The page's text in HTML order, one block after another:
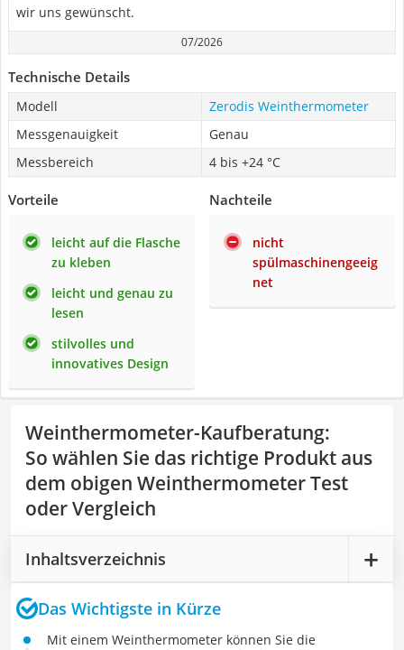
wir uns gewünscht.
07/2026
Technische Details
Modell
Zerodis Weinthermometer
Messgenauigkeit
Genau
Messbereich
4 bis +24 °C
Vorteile
leicht auf die Flasche
zu kleben
leicht und genau zu
lesen
stilvolles und
innovatives Design
Nachteile
nicht
spülmaschinengeeig
net
Weinthermometer-Kaufberatung:
So wählen Sie das richtige Produkt aus
dem obigen Weinthermometer Test
oder Vergleich
Inhaltsverzeichnis
Das Wichtigste in Kürze
Mit einem Weinthermometer können Sie die